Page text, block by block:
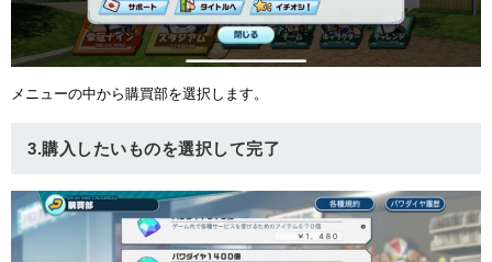
メニューの中から購買部を選択します。
3.購入したいものを選択して完了